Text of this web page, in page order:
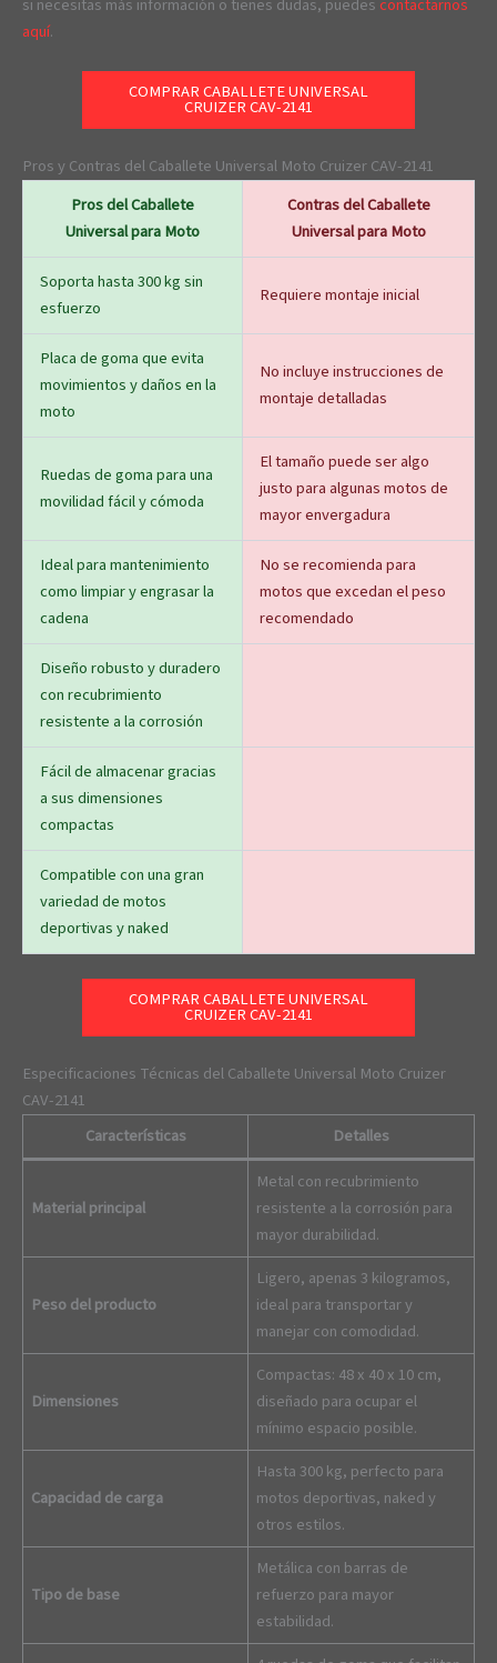
aquí.
COMPRAR CABALLETE UNIVERSAL
CRUIZER CAV-2141
Pros y Contras del Caballete Universal Moto Cruizer CAV-2141
Pros del Caballete
Universal para Moto
Contras del Caballete
Universal para Moto
Soporta hasta 300 kg sin
esfuerzo
Requiere montaje inicial
Placa de goma que evita
movimientos y daños en la
moto
No incluye instrucciones de
montaje detalladas
Ruedas de goma para una
movilidad fácil y cómoda
El tamaño puede ser algo
justo para algunas motos de
mayor envergadura
Ideal para mantenimiento
como limpiar y engrasar la
cadena
No se recomienda para
motos que excedan el peso
recomendado
Diseño robusto y duradero
con recubrimiento
resistente a la corrosión
Fácil de almacenar gracias
a sus dimensiones
compactas
Compatible con una gran
variedad de motos
deportivas y naked
COMPRAR CABALLETE UNIVERSAL
CRUIZER CAV-2141
Especificaciones Técnicas del Caballete Universal Moto Cruizer
CAV-2141
Características
Detalles
Material principal
Metal con recubrimiento
resistente a la corrosión para
mayor durabilidad.
Peso del producto
Ligero, apenas 3 kilogramos,
ideal para transportar y
manejar con comodidad.
Dimensiones
Compactas: 48 x 40 x 10 cm,
diseñado para ocupar el
mínimo espacio posible.
Capacidad de carga
Hasta 300 kg, perfecto para
motos deportivas, naked y
otros estilos.
Tipo de base
Metálica con barras de
refuerzo para mayor
estabilidad.